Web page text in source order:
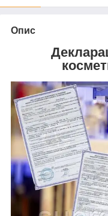
Опис